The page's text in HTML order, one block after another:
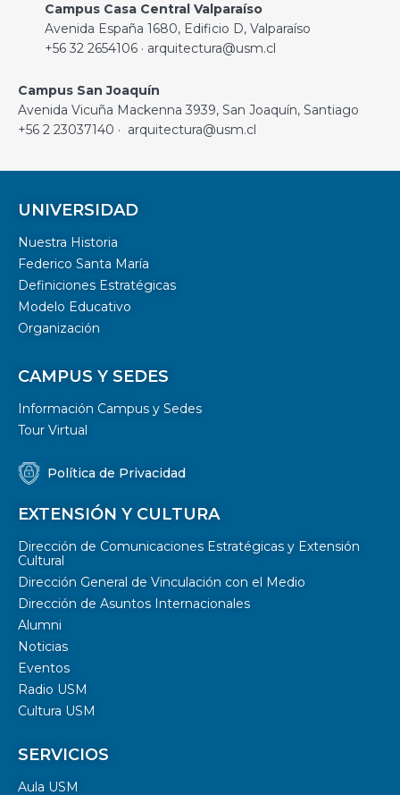
Campus Casa Central Valparaíso
Avenida España 1680, Edificio D, Valparaíso
+56 32 2654106 · arquitectura@usm.cl
Campus San Joaquín
Avenida Vicuña Mackenna 3939, San Joaquín, Santiago
+56 2 23037140 · arquitectura@usm.cl
UNIVERSIDAD
Nuestra Historia
Federico Santa María
Definiciones Estratégicas
Modelo Educativo
Organización
CAMPUS Y SEDES
Información Campus y Sedes
Tour Virtual
Política de Privacidad
EXTENSIÓN Y CULTURA
Dirección de Comunicaciones Estratégicas y Extensión
Cultural
Dirección General de Vinculación con el Medio
Dirección de Asuntos Internacionales
Alumni
Noticias
Eventos
Radio USM
Cultura USM
SERVICIOS
Aula USM